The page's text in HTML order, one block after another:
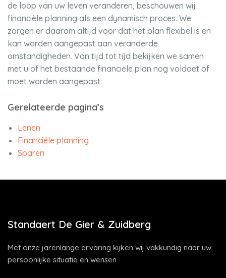
de loop van uw leven veranderen, beschouwen wij
financiële planning als een dynamisch proces. We
zorgen er daarom altijd voor dat het plan flexibel is en
kan worden aangepast aan veranderde
omstandigheden. Van tijd tot tijd bekijken we samen
met u of het bestaande financiële plan nog voldoet of
moet worden aangepast.
Gerelateerde pagina’s
Lenen
Financiële planning
Sparen
Standaert De Gier & Zuidberg
Met onze jarenlange ervaring kijken wij vakkundig naar uw
persoonlijke situatie en wensen.